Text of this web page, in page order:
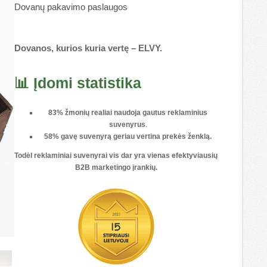
Dovanų pakavimo paslaugos
Dovanos, kurios kuria vertę – ELVY.
📊 Įdomi statistika
83% žmonių realiai naudoja gautus reklaminius
suvenyrus.
58% gavę suvenyrą geriau vertina prekės ženklą.
Todėl reklaminiai suvenyrai vis dar yra vienasefektyviausių
B2B marketingo įrankių.